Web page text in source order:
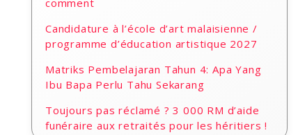
comment
Candidature à l’école d’art malaisienne /
programme d’éducation artistique 2027
Matriks Pembelajaran Tahun 4: Apa Yang
Ibu Bapa Perlu Tahu Sekarang
Toujours pas réclamé ? 3 000 RM d’aide
funéraire aux retraités pour les héritiers !